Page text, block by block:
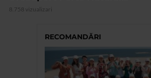
8.758 vizualizari
RECOMANDĂRI